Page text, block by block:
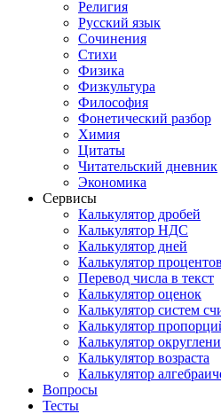
Религия
Русский язык
Сочинения
Стихи
Физика
Физкультура
Философия
Фонетический разбор
Химия
Цитаты
Читательский дневник
Экономика
Сервисы
Калькулятор дробей
Калькулятор НДС
Калькулятор дней
Калькулятор процентов
Перевод числа в текст
Калькулятор оценок
Калькулятор систем
Калькулятор
Калькулятор
Калькулятор возраста
Калькулятор
Вопросы
Тесты